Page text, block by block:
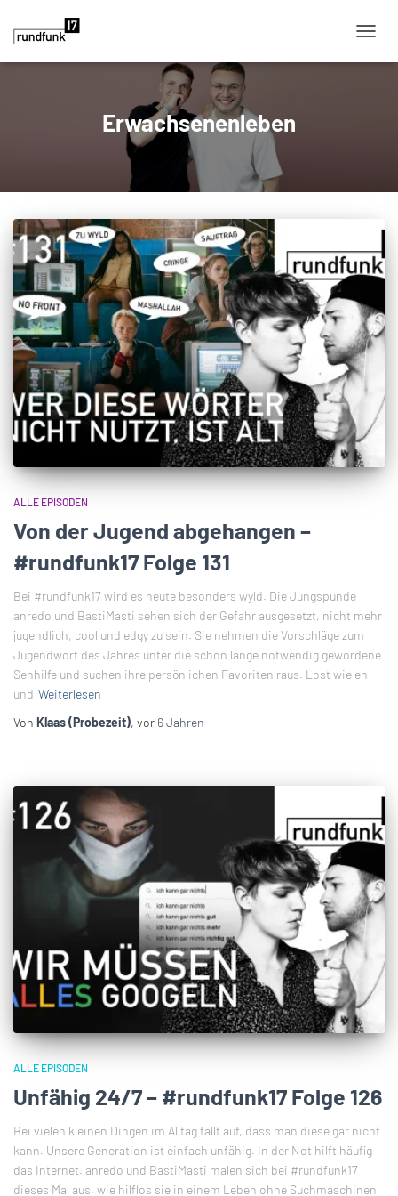
Erwachsenenleben
ALLE EPISODEN
Von der Jugend abgehangen –
#rundfunk17 Folge 131
Bei #rundfunk17 wird es heute besonders wyld. Die Jungspunde
anredo und BastiMasti sehen sich der Gefahr ausgesetzt, nicht mehr
jugendlich, cool und edgy zu sein. Sie nehmen die Vorschläge zum
Jugendwort des Jahres unter die schon lange notwendig gewordene
Sehhilfe und suchen ihre persönlichen Favoriten raus. Lost wie eh
und Weiterlesen
Von Klaas (Probezeit), vor 6 Jahren
ALLE EPISODEN
Unfähig 24/7 – #rundfunk17 Folge 126
Bei vielen kleinen Dingen im Alltag fällt auf, dass man diese gar nicht
kann. Unsere Generation ist einfach unfähig. In der Not hilft häufig
das Internet. anredo und BastiMasti malen sich bei #rundfunk17
dieses Mal aus, wie hilflos sie in einem Leben ohne Suchmaschinen